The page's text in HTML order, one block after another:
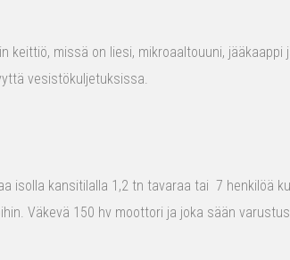
missä on liesi, mikroaaltouuni, jääkaappi
vesistökuljetuksissa.
isolla kansitilalla 1,2 tn tavaraa tai 7 henkilöä
Väkevä 150 hv moottori ja joka sään